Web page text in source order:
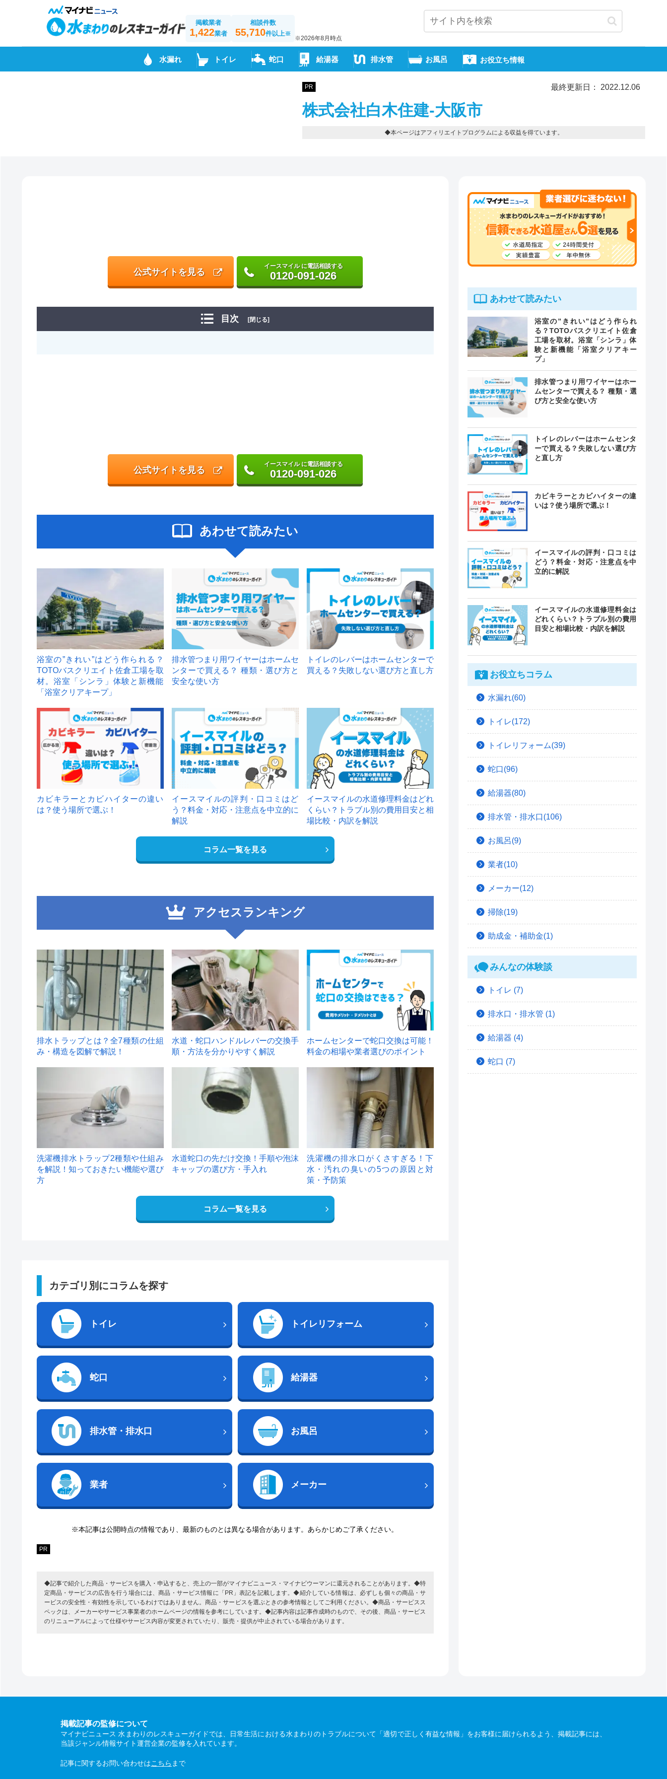
掲載業者
1,422業者
相談件数
55,710件以上※
※2026年8月時点
水漏れ トイレ 蛇口 給湯器 排水管 お風呂 お役立ち情報
PR 最終更新日： 2022.12.06
株式会社白木住建-大阪市
◆本ページはアフィリエイトプログラムによる収益を得ています。
公式サイトを見る
イースマイル に電話相談する
0120-091-026
目次 [閉じる]
公式サイトを見る
イースマイル に電話相談する
0120-091-026
あわせて読みたい
浴室の”きれい”はどう作られる？
TOTOバスクリエイト佐倉工場を取
材。浴室「シンラ」体験と新機能
「浴室クリアキープ」
排水管つまり用ワイヤーはホームセ
ンターで買える？ 種類・選び方と
安全な使い方
トイレのレバーはホームセンターで
買える？失敗しない選び方と直し方
カビキラーとカビハイターの違い
は？使う場所で選ぶ！
イースマイルの評判・口コミはど
う？料金・対応・注意点を中立的に
解説
イースマイルの水道修理料金はどれ
くらい？トラブル別の費用目安と相
場比較・内訳を解説
コラム一覧を見る
アクセスランキング
1
排水トラップとは？全7種類の仕組
み・構造を図解で解説！
2
水道・蛇口ハンドルレバーの交換手
順・方法を分かりやすく解説
ホームセンターで蛇口交換は可能！
料金の相場や業者選びのポイント
洗濯機排水トラップ2種類や仕組み
を解説！知っておきたい機能や選び
方
水道蛇口の先だけ交換！手順や泡沫
キャップの選び方・手入れ
洗濯機の排水口がくさすぎる！下
水・汚れの臭いの5つの原因と対
策・予防策
コラム一覧を見る
カテゴリ別にコラムを探す
トイレ トイレリフォーム
蛇口 給湯器
排水管・排水口 お風呂
業者 メーカー
※本記事は公開時点の情報であり、最新のものとは異なる場合があります。あらかじめご了承ください。
PR
◆記事で紹介した商品・サービスを購入・申込すると、売上の一部がマイナビニュース・マイナビウーマンに還元されることがあります。◆特
定商品・サービスの広告を行う場合には、商品・サービス情報に「PR」表記を記載します。◆紹介している情報は、必ずしも個々の商品・サ
ービスの安全性・有効性を示しているわけではありません。商品・サービスを選ぶときの参考情報としてご利用ください。◆商品・サービスス
ペックは、メーカーやサービス事業者のホームページの情報を参考にしています。◆記事内容は記事作成時のもので、その後、商品・サービス
のリニューアルによって仕様やサービス内容が変更されていたり、販売・提供が中止されている場合があります。
あわせて読みたい
浴室の”きれい”はどう作られ
る？TOTOバスクリエイト佐倉
工場を取材。浴室「シンラ」体
験と新機能「浴室クリアキー
プ」
排水管つまり用ワイヤーはホー
ムセンターで買える？ 種類・選
び方と安全な使い方
トイレのレバーはホームセンタ
ーで買える？失敗しない選び方
と直し方
カビキラーとカビハイターの違
いは？使う場所で選ぶ！
イースマイルの評判・口コミは
どう？料金・対応・注意点を中
立的に解説
イースマイルの水道修理料金は
どれくらい？トラブル別の費用
目安と相場比較・内訳を解説
お役立ちコラム
水漏れ(60)
トイレ(172)
トイレリフォーム(39)
蛇口(96)
給湯器(80)
排水管・排水口(106)
お風呂(9)
業者(10)
メーカー(12)
掃除(19)
助成金・補助金(1)
みんなの体験談
トイレ (7)
排水口・排水管 (1)
給湯器 (4)
蛇口 (7)
掲載記事の監修について
マイナビニュース 水まわりのレスキューガイドでは、日常生活における水まわりのトラブルについて「適切で正しく有益な情報」をお客様に届けられるよう、掲載記事には、
当該ジャンル情報サイト運営企業の監修を入れています。
記事に関するお問い合わせはこちら まで